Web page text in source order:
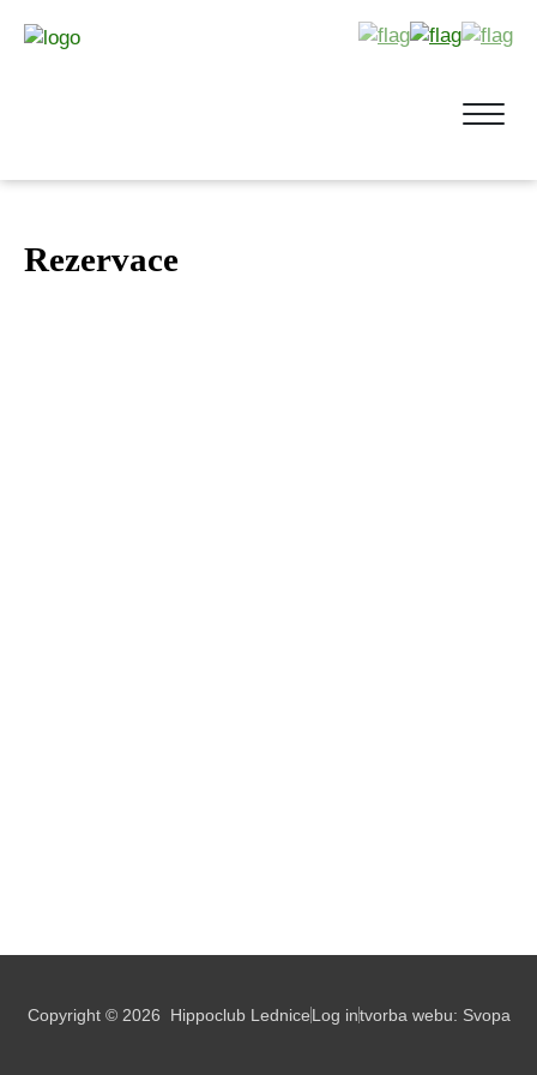
Rezervace
Copyright © 2026 Hippoclub LedniceLog intvorba webu: Svopa